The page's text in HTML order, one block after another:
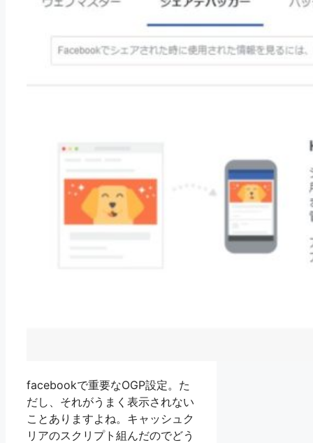
facebookで重要なOGP設定。た
だし、それがうまく表示されない
ことありますよね。キャッシュク
リアのスクリプト組んだのでどう